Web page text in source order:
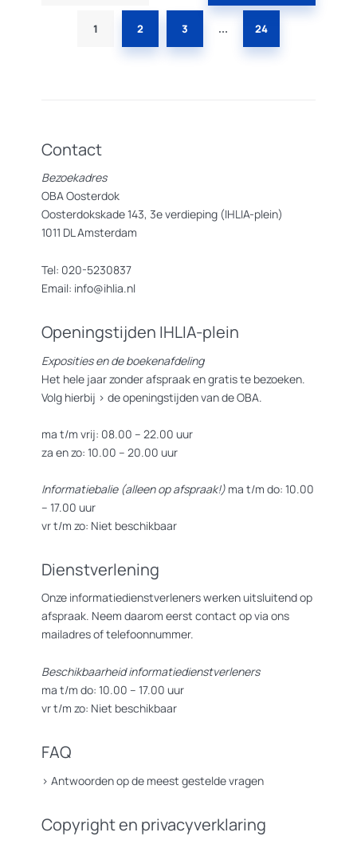
1 2 3 … 24
Contact
Bezoekadres
OBA Oosterdok
Oosterdokskade 143, 3e verdieping (IHLIA-plein)
1011 DL Amsterdam
Tel: 020-5230837
Email: info@ihlia.nl
Openingstijden IHLIA-plein
Exposities en de boekenafdeling
Het hele jaar zonder afspraak en gratis te bezoeken.
Volg hierbij > de openingstijden van de OBA.
ma t/m vrij: 08.00 – 22.00 uur
za en zo: 10.00 – 20.00 uur
Informatiebalie (alleen op afspraak!) ma t/m do: 10.00
– 17.00 uur
vr t/m zo: Niet beschikbaar
Dienstverlening
Onze informatiedienstverleners werken uitsluitend op
afspraak. Neem daarom eerst contact op via ons
mailadres of telefoonnummer.
Beschikbaarheid informatiedienstverleners
ma t/m do: 10.00 – 17.00 uur
vr t/m zo: Niet beschikbaar
FAQ
> Antwoorden op de meest gestelde vragen
Copyright en privacyverklaring